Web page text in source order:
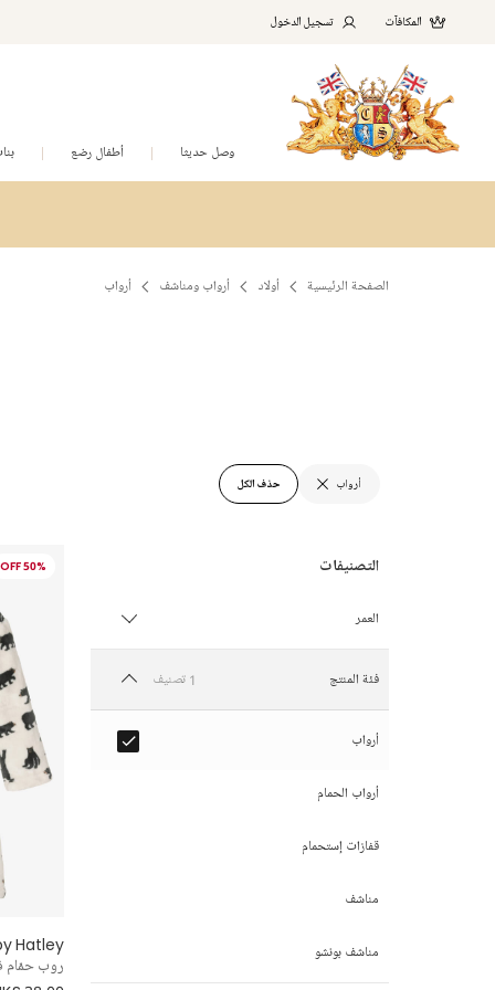
المكافآت تسجيل الدخول
وصل حديثا أطفال رضع
الصفحة الرئيسية أولاد أرواب ومناشف أرواب
حذف الكل أرواب
العمر
12 شهر
18 شهر
2 سنة
3 سنوات
فئة المنتج 1 تصنيف
أرواب
أرواب الحمام
قفازات إستحمام
مناشف
مناشف بونشو
50% OFF
Hatley
روب حمّام